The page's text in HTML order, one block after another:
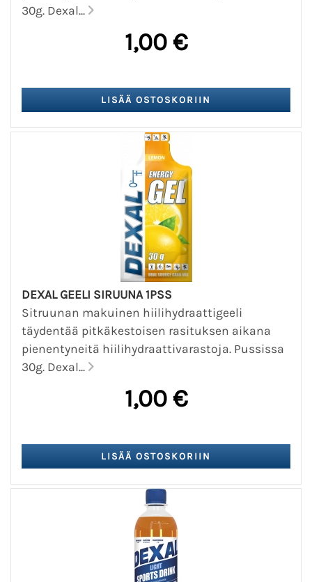
30g. Dexal...
1,00 €
DEXAL GEELI SIRUUNA 1PSS
Sitruunan makuinen hiilihydraattigeeli
täydentää pitkäkestoisen rasituksen aikana
pienentyneitä hiilihydraattivarastoja. Pussissa
30g. Dexal...
1,00 €